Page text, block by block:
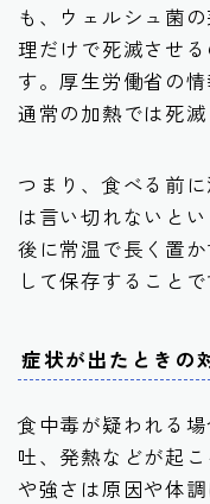
も、ウェルシュ菌
理だけで死滅させ
す。厚生労働省の
通常の加熱では死滅
つまり、食べる前
は言い切れないと
後に常温で長く置
して保存することで
症状が出たときの
食中毒が疑われる
吐、発熱などが起
や強さは原因や体